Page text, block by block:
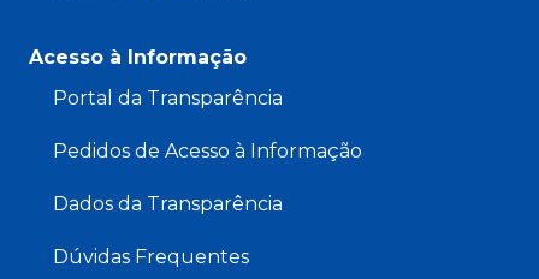
Acesso à Informação
Portal da Transparência
Pedidos de Acesso à Informação
Dados da Transparência
Dúvidas Frequentes